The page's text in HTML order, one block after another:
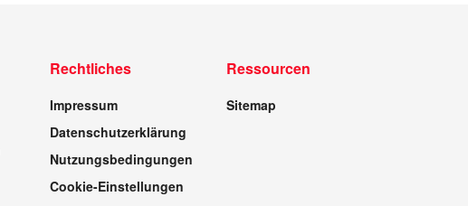
Rechtliches
Impressum
Datenschutzerklärung
Nutzungsbedingungen
Cookie-Einstellungen
Ressourcen
Sitemap